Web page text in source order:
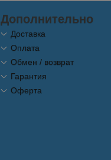
Дополнительно
Доставка
Оплата
Обмен / возврат
Гарантия
Оферта